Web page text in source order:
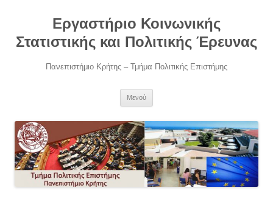
περιεχόμενοΕργαστήριο Κοινωνικής
Στατιστικής και Πολιτικής Έρευνας
Πανεπιστήμιο Κρήτης – Τμήμα Πολιτικής Επιστήμης
Μενού